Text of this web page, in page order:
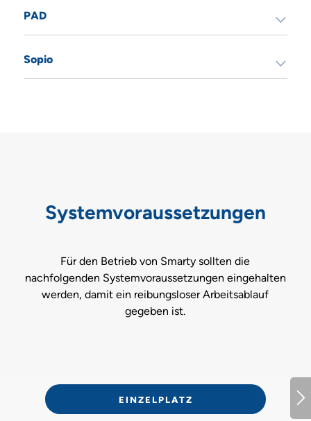
PAD
Sopio
Systemvoraussetzungen
Für den Betrieb von Smarty sollten die
nachfolgenden Systemvoraussetzungen eingehalten
werden, damit ein reibungsloser Arbeitsablauf
gegeben ist.
EINZELPLATZ